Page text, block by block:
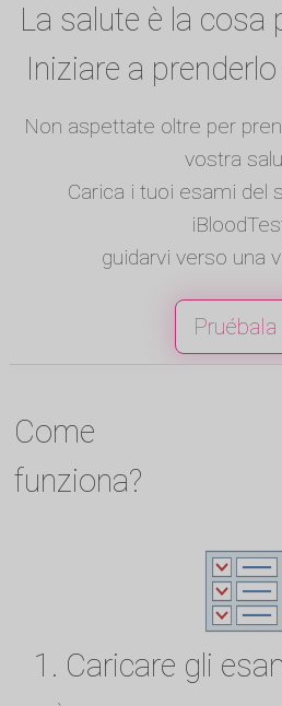
La salute è la cosa
Iniziare a
Non aspettate oltre per
vostra
Carica i tuoi esami del
guidarvi verso una
Pruébala
Come
funziona?
1. Caricare gli